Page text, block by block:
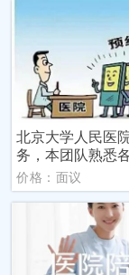
北京大学人民医
务，本团队熟悉
价格：面议